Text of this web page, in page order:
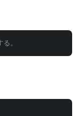
。